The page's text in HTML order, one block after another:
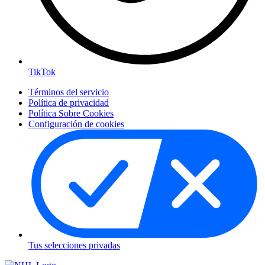
TikTok
Términos del servicio
Política de privacidad
Política Sobre Cookies
Configuración de cookies
Tus selecciones privadas